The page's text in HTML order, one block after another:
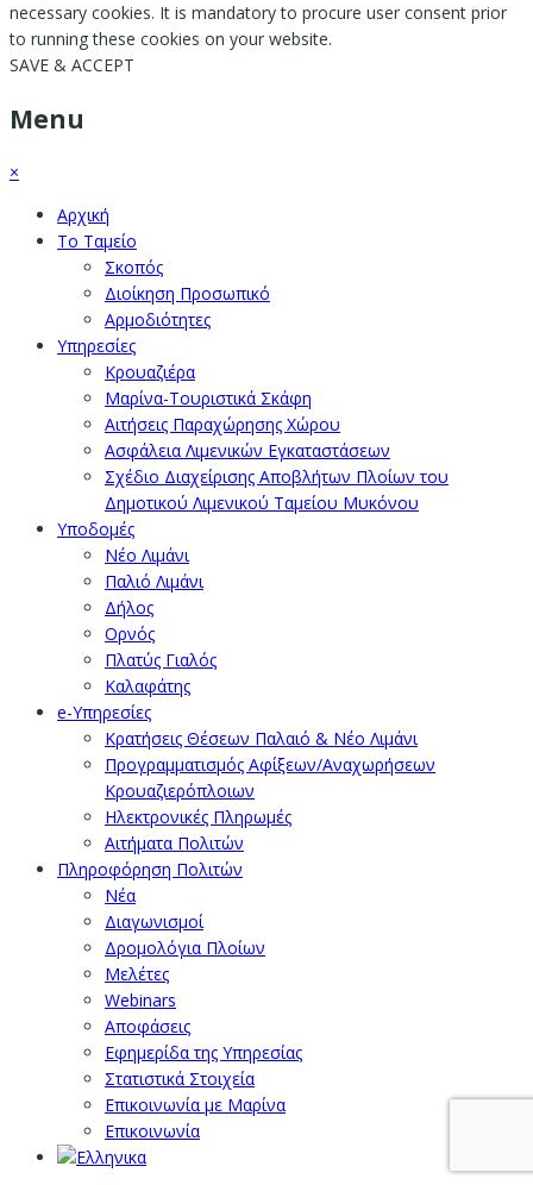
necessary cookies. It is mandatory to procure user consent prior
to running these cookies on your website.
SAVE & ACCEPT
Menu
×
Αρχική
Το Ταμείο
Σκοπός
Διοίκηση Προσωπικό
Αρμοδιότητες
Υπηρεσίες
Κρουαζιέρα
Μαρίνα-Τουριστικά Σκάφη
Αιτήσεις Παραχώρησης Χώρου
Ασφάλεια Λιμενικών Εγκαταστάσεων
Σχέδιο Διαχείρισης Αποβλήτων Πλοίων του
Δημοτικού Λιμενικού Ταμείου Μυκόνου
Υποδομές
Νέο Λιμάνι
Παλιό Λιμάνι
Δήλος
Ορνός
Πλατύς Γιαλός
Καλαφάτης
e-Υπηρεσίες
Κρατήσεις Θέσεων Παλαιό & Νέο Λιμάνι
Προγραμματισμός Αφίξεων/Αναχωρήσεων
Κρουαζιερόπλοιων
Ηλεκτρονικές Πληρωμές
Αιτήματα Πολιτών
Πληροφόρηση Πολιτών
Νέα
Διαγωνισμοί
Δρομολόγια Πλοίων
Μελέτες
Webinars
Αποφάσεις
Εφημερίδα της Υπηρεσίας
Στατιστικά Στοιχεία
Επικοινωνία με Μαρίνα
Επικοινωνία